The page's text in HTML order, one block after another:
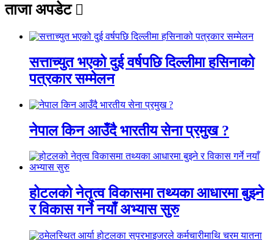
ताजा अपडेट
सत्ताच्युत भएको दुई वर्षपछि दिल्लीमा हसिनाको
पत्रकार सम्मेलन
नेपाल किन आउँदै भारतीय सेना प्रमुख ?
होटलको नेतृत्व विकासमा तथ्यका आधारमा बुझ्ने
र विकास गर्ने नयाँ अभ्यास सुरु